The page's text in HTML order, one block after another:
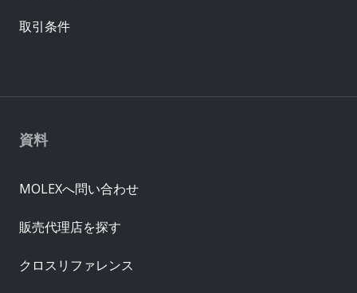
資料
MOLEXへ問い合わせ
販売代理店を探す
クロスリファレンス
取引条件